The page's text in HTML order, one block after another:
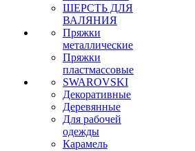
ШЕРСТЬ ДЛЯ
ВАЛЯНИЯ
Пряжки
металлические
Пряжки
пластмассовые
SWAROVSKI
Декоративные
Деревянные
Для рабочей
одежды
Карамель